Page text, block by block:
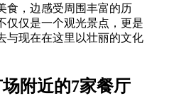
食，边感受周围丰富的历
仅仅是一个观光景点，更是
与现在在这里以壮丽的文化
附近的7家餐厅